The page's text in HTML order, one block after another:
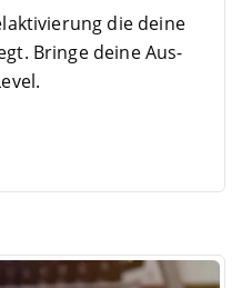
die dei­ne
Brin­ge dei­ne Aus­